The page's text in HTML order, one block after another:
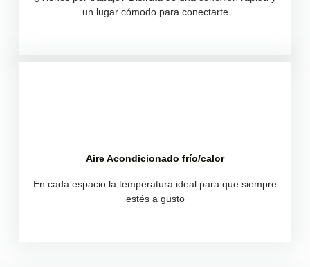
un lugar cómodo para conectarte
lugar cómodo para conectarte
Aire Acondicionado frío/calor
En cada espacio la temperatura ideal para que siempre
estés a gusto
Aire Acondicionado frío/calor
En cada espacio la temperatura ideal para que siempre
estés a gusto